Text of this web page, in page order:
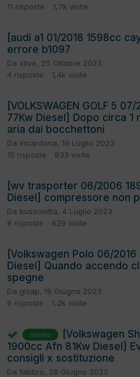
11 risposte 1,7k visite
[audi a1 01/2018 1598cc
errore b1097
Da stive, 25 Ottobre 2023
4 risposte 1,4k visite
[VOLKSWAGEN GOLF 5
77Kw Diesel] Dopo circa 1
aria dai bocchettoni
Da incardona, 19 Luglio 2023
15 risposte 833 visite
[wv trasporter 06/2006
Diesel] compressore non
Da bussoletta, 4 Luglio 2023
8 risposte 629 visite
[Volkswagen Polo 06/2016
Diesel] Quando accendo
spegne
Da gisap, 19 Giugno 2023
6 risposte 1,2k visite
risolto
[Volkswagen
1900cc Afn 81Kw Diesel]
consigli x sostituzione
Da fabbro, 26 Giugno 2022